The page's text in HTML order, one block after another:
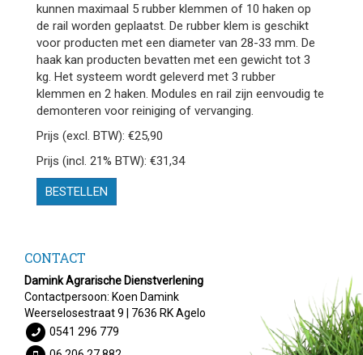
kunnen maximaal 5 rubber klemmen of 10 haken op
de rail worden geplaatst. De rubber klem is geschikt
voor producten met een diameter van 28-33 mm. De
haak kan producten bevatten met een gewicht tot 3
kg. Het systeem wordt geleverd met 3 rubber
klemmen en 2 haken. Modules en rail zijn eenvoudig te
demonteren voor reiniging of vervanging.
Prijs (excl. BTW): €25,90
Prijs (incl. 21% BTW): €31,34
BESTELLEN
CONTACT
Damink Agrarische Dienstverlening
Contactpersoon: Koen Damink
Weerselosestraat 9 | 7636 RK Agelo
0541 296 779